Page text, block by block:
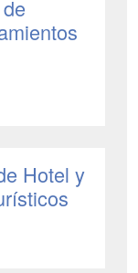
Hotel y